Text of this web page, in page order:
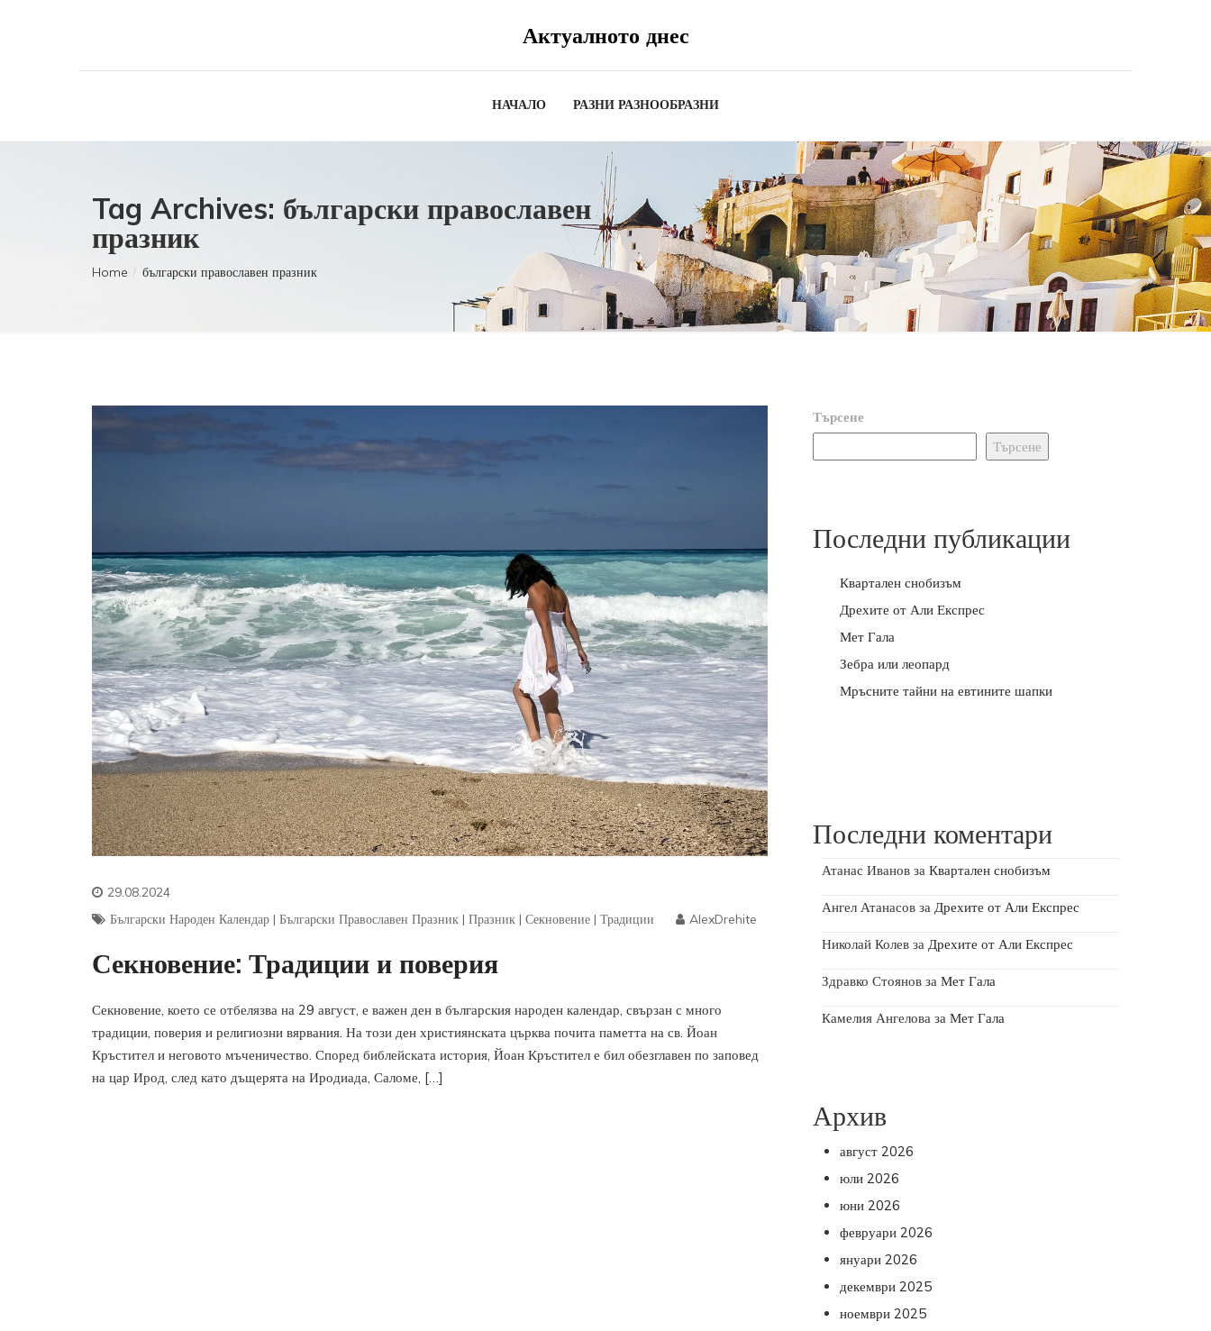
Актуалното днес
НАЧАЛО РАЗНИ РАЗНООБРАЗНИ
Tag Archives: български православен
празник
Home български православен празник
29.08.2024
Български Народен Календар | Български Православен Празник | Празник | Секновение | Традиции AlexDrehite
Секновение: Традиции и поверия
Секновение, което се отбелязва на 29 август, е важен ден в българския народен календар, свързан с много
традиции, поверия и религиозни вярвания. На този ден християнската църква почита паметта на св. Йоан
Кръстител и неговото мъченичество. Според библейската история, Йоан Кръстител е бил обезглавен по заповед
на цар Ирод, след като дъщерята на Иродиада, Саломе, […]
Търсене
Търсене
Последни публикации
Квартален снобизъм
Дрехите от Али Експрес
Мет Гала
Зебра или леопард
Мръсните тайни на евтините шапки
Последни коментари
Атанас Иванов за Квартален снобизъм
Ангел Атанасов за Дрехите от Али Експрес
Николай Колев за Дрехите от Али Експрес
Здравко Стоянов за Мет Гала
Камелия Ангелова за Мет Гала
Архив
август 2026
юли 2026
юни 2026
февруари 2026
януари 2026
декември 2025
ноември 2025